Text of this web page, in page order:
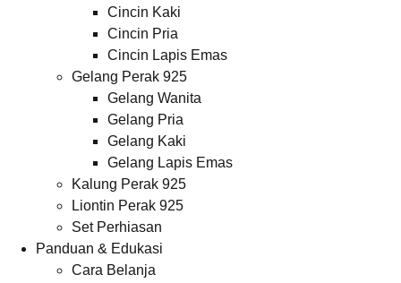
Cincin Kaki
Cincin Pria
Cincin Lapis Emas
Gelang Perak 925
Gelang Wanita
Gelang Pria
Gelang Kaki
Gelang Lapis Emas
Kalung Perak 925
Liontin Perak 925
Set Perhiasan
Panduan & Edukasi
Cara Belanja